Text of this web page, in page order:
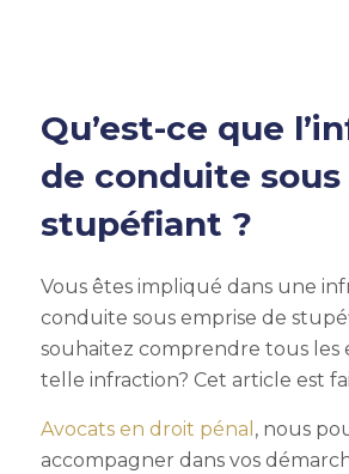
Qu’est-ce que
de conduite sous
stupéfiant ?
Vous êtes impliqué dans une
conduite sous emprise de
souhaitez comprendre tous les
telle infraction? Cet article est
Avocats en droit pénal , nous
accompagner dans vos